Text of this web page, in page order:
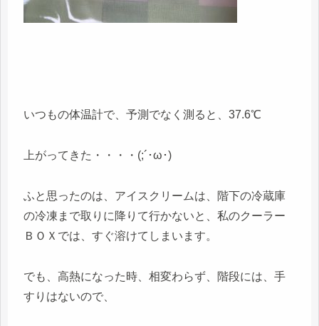
いつもの体温計で、予測でなく測ると、37.6℃
上がってきた・・・・(;´･ω･)
ふと思ったのは、アイスクリームは、階下の冷蔵庫
の冷凍まで取りに降りて行かないと、私のクーラー
ＢＯＸでは、すぐ溶けてしまいます。
でも、高熱になった時、相変わらず、階段には、手
すりはないので、